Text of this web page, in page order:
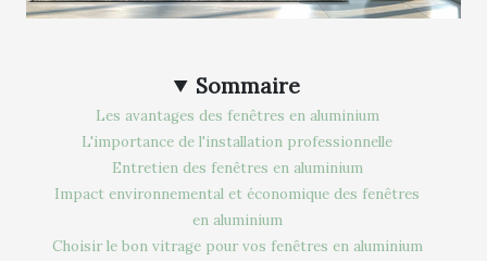
Sommaire
Les avantages des fenêtres en aluminium
L'importance de l'installation professionnelle
Entretien des fenêtres en aluminium
Impact environnemental et économique des fenêtres
en aluminium
Choisir le bon vitrage pour vos fenêtres en aluminium